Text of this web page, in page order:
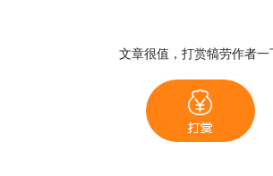
文章很值，打赏犒劳作者一